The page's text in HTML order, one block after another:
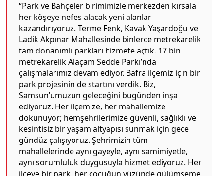
“Park ve Bahçeler birimimizle merkezden kırsala
her köşeye nefes alacak yeni alanlar
kazandırıyoruz. Terme Fenk, Kavak Yaşardoğu ve
Ladik Akpınar Mahallesinde binlerce metrekarelik
tam donanımlı parkları hizmete açtık. 17 bin
metrekarelik Alaçam Sedde Parkı’nda
çalışmalarımız devam ediyor. Bafra ilçemiz için bir
park projesinin de startını verdik. Biz,
Samsun’umuzun geleceğini bugünden inşa
ediyoruz. Her ilçemize, her mahallemize
dokunuyor; hemşehrilerimize güvenli, sağlıklı ve
kesintisiz bir yaşam altyapısı sunmak için gece
gündüz çalışıyoruz. Şehrimizin tüm
mahallelerinde aynı gayeyle, aynı samimiyetle,
aynı sorumluluk duygusuyla hizmet ediyoruz. Her
ilçeye bir park, her çocuğun yüzünde gülümseme